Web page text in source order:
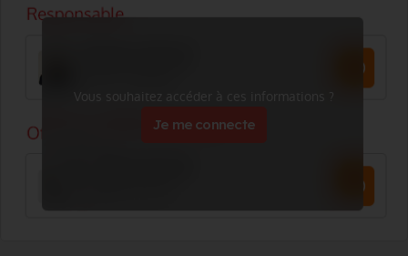
Vous souhaitez accéder à ces informations ?
Je me connecte